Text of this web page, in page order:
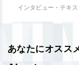
インタビュー・テキ
あなたにオスス